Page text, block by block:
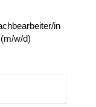
in
w/d)